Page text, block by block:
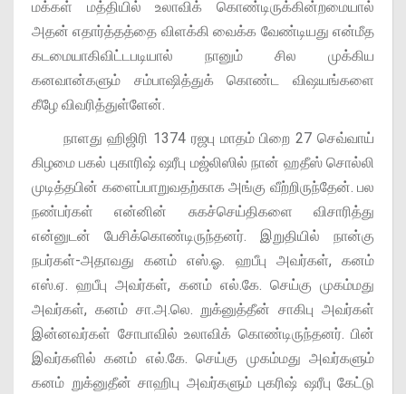
மக்கள் மத்தியில் உலாவிக் கொண்டிருக்கின்றமையால்
அதன் எதார்த்தத்தை விளக்கி வைக்க வேண்டியது என்மீத
கடமையாகிவிட்டபடியால் நானும் சில முக்கிய
கனவான்களும் சம்பாஷித்துக் கொண்ட விஷயங்களை
கீழே விவரித்துள்ளேன்.
நாளது ஹிஜிரி 1374 ரஜபு மாதம் பிறை 27 செவ்வாய்
கிழமை பகல் புகாரிஷ் ஷரீபு மஜ்லிஸில் நான் ஹதீஸ் சொல்லி
முடித்தபின் களைப்பாறுவதற்காக அங்கு வீற்றிருந்தேன். பல
நண்பர்கள் என்னின் சுகச்செய்திகளை விசாரித்து
என்னுடன் பேசிக்கொண்டிருந்தனர். இறுதியில் நான்கு
நபர்கள்-அதாவது கனம் எஸ்.ஓ. ஹபீபு அவர்கள், கனம்
எஸ்.ஏ. ஹபீபு அவர்கள், கனம் எல்.கே. செய்கு முகம்மது
அவர்கள், கனம் சா.அ.லெ. றுக்னுத்தீன் சாகிபு அவர்கள்
இன்னவர்கள் சோபாவில் உலாவிக் கொண்டிருந்தனர். பின்
இவர்களில் கனம் எல்.கே. செய்கு முகம்மது அவர்களும்
கனம் றுக்னுதீன் சாஹிபு அவர்களும் புகரிஷ் ஷரீபு கேட்டு